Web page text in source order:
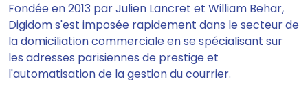
Fondée en 2013 par Julien Lancret et William Behar,
Digidom s'est imposée rapidement dans le secteur de
la domiciliation commerciale en se spécialisant sur
les adresses parisiennes de prestige et
l'automatisation de la gestion du courrier.